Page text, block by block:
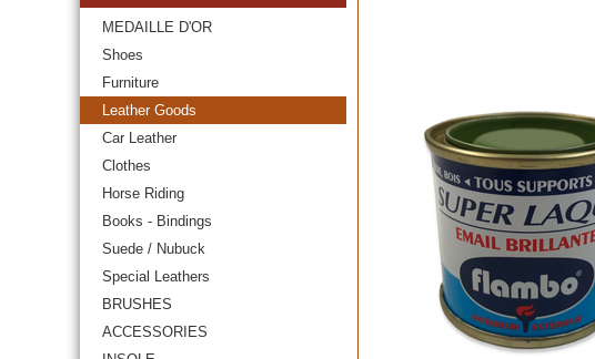
MEDAILLE D'OR
Shoes
Furniture
Leather Goods
Car Leather
Clothes
Horse Riding
Books - Bindings
Suede / Nubuck
Special Leathers
BRUSHES
ACCESSORIES